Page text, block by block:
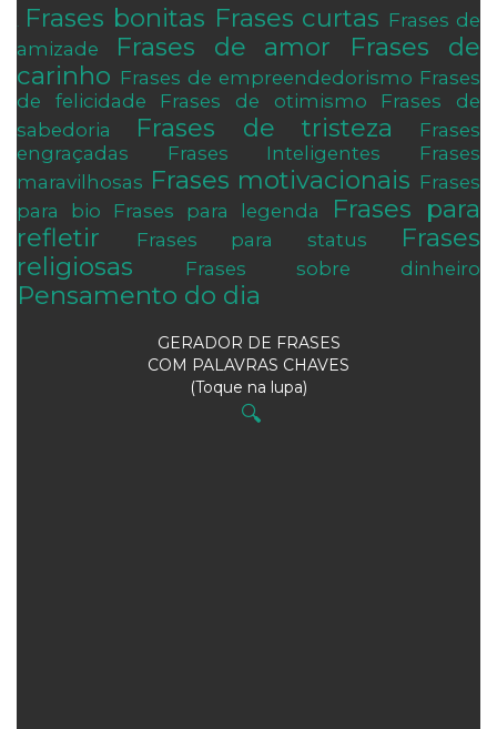
Frases bonitas Frases curtas Frases de
amizade
Frases de amor
Frases de
carinho Frases de empreendedorismo Frases
de felicidade
Frases de otimismo
Frases de
sabedoria
Frases de tristeza
Frases
engraçadas
Frases Inteligentes
Frases
maravilhosas Frases motivacionais Frases
para bio
Frases para legenda
Frases para
refletir
Frases para status
Frases
religiosas
Frases sobre dinheiro
Pensamento do dia
GERADOR DE FRASES
COM PALAVRAS CHAVES
(Toque na lupa)
🔍